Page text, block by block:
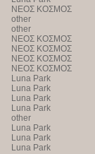
NEOΣ KOΣMOΣ
other
other
NEOΣ KOΣMOΣ
NEOΣ KOΣMOΣ
NEOΣ KOΣMOΣ
NEOΣ KOΣMOΣ
Luna Park
Luna Park
Luna Park
Luna Park
other
Luna Park
Luna Park
Luna Park